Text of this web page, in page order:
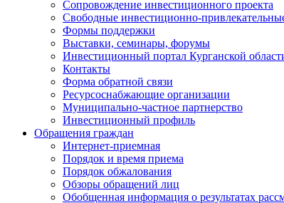
Сопровождение инвестиционного проекта
Свободные инвестиционно-
Формы поддержки
Выставки, семинары, форумы
Инвестиционный портал Курганской
Контакты
Форма обратной связи
Ресурсоснабжающие организации
Муниципально-частное партнерство
Инвестиционный профиль
Обращения граждан
Интернет-приемная
Порядок и время приема
Порядок обжалования
Обзоры обращений лиц
Обобщенная информация о результатах